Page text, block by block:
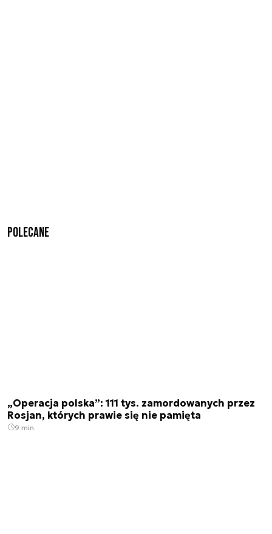
Polecane
„Operacja polska”: 111 tys. zamordowanych przez
Rosjan, których prawie się nie pamięta
9 min.